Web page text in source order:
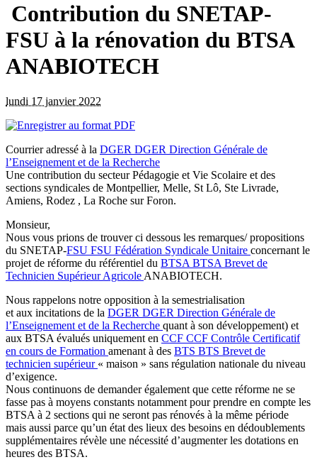
Contribution du SNETAP-
FSU à la rénovation du BTSA
ANABIOTECH
lundi 17 janvier 2022
Courrier adressé à la DGER DGER Direction Générale de
l’Enseignement et de la Recherche
Une contribution du secteur Pédagogie et Vie Scolaire et des
sections syndicales de Montpellier, Melle, St Lô, Ste Livrade,
Amiens, Rodez , La Roche sur Foron.
Monsieur,
Nous vous prions de trouver ci dessous les remarques/ propositions
du SNETAP-FSU FSU Fédération Syndicale Unitaire concernant le
projet de réforme du référentiel du BTSA BTSA Brevet de
Technicien Supérieur Agricole ANABIOTECH.
Nous rappelons notre opposition à la semestrialisation
et aux incitations de la DGER DGER Direction Générale de
l’Enseignement et de la Recherche quant à son développement) et
aux BTSA évalués uniquement en CCF CCF Contrôle Certificatif
en cours de Formation amenant à des BTS BTS Brevet de
technicien supérieur « maison » sans régulation nationale du niveau
d’exigence.
Nous continuons de demander également que cette réforme ne se
fasse pas à moyens constants notamment pour prendre en compte les
BTSA à 2 sections qui ne seront pas rénovés à la même période
mais aussi parce qu’un état des lieux des besoins en dédoublements
supplémentaires révèle une nécessité d’augmenter les dotations en
heures des BTSA.